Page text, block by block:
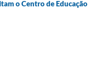
o Centro de Educação